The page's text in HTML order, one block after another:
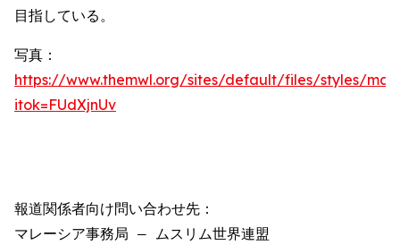
目指している。
写真：
https://www.themwl.org/sites/default/files/styles/
itok=FUdXjnUv
報道関係者向け問い合わせ先：
マレーシア事務局 – ムスリム世界連盟